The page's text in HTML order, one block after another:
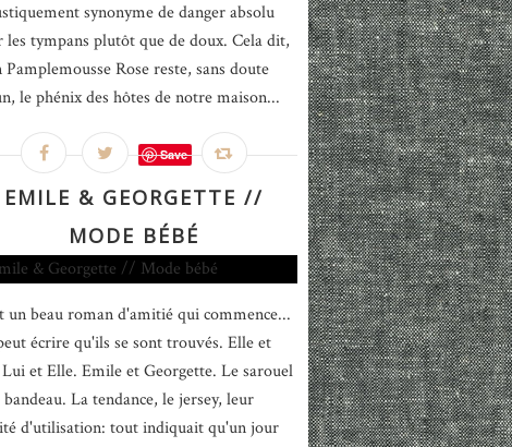
synonyme de danger absolu
les tympans plutôt que de doux. Cela dit,
Rose reste, sans doute
le phénix des hôtes de notre maison...
Save
EMILE & GEORGETTE //
MODE BÉBÉ
un beau roman d'amitié qui commence...
écrire qu'ils se sont trouvés. Elle et
et Elle. Emile et Georgette. Le sarouel
La tendance, le jersey, leur
d'utilisation: tout indiquait qu'un jour